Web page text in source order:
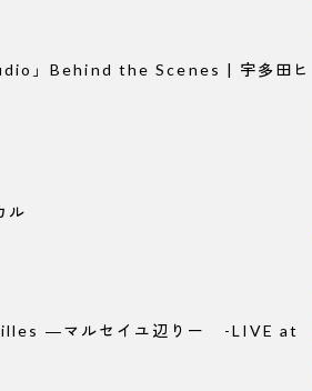
」Behind the Scenes | 宇多田ヒ
ル
―マルセイユ辺りー -LIVE at